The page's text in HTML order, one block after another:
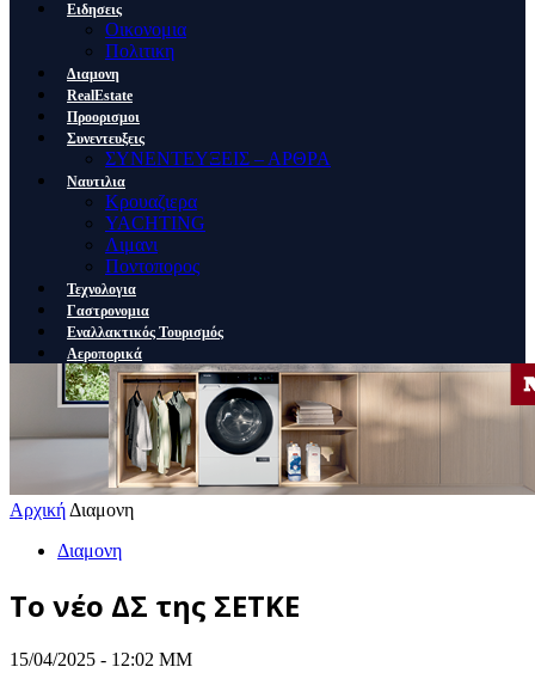
Ειδησεις
Οικονομια
Πολιτικη
Διαμονη
RealEstate
Προορισμοι
Συνεντευξεις
ΣΥΝΕΝΤΕΥΞΕΙΣ – ΑΡΘΡΑ
Ναυτιλια
Κρουαζιερα
YACHTING
Λιμανι
Ποντοπορος
Τεχνολογια
Γαστρονομια
Εναλλακτικός Τουρισμός
Αεροπορικά
Αρχική Διαμονη
Διαμονη
To νέο ΔΣ της ΣΕΤΚΕ
15/04/2025 - 12:02 ΜΜ